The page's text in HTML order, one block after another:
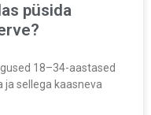
püsida
18–34-aastased
ja sellega kaasneva